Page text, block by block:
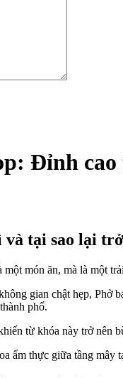
Đỉnh
tại sao lại
món ăn, mà là một
gian chật hẹp, Phở
phố.
từ khóa này trở nên